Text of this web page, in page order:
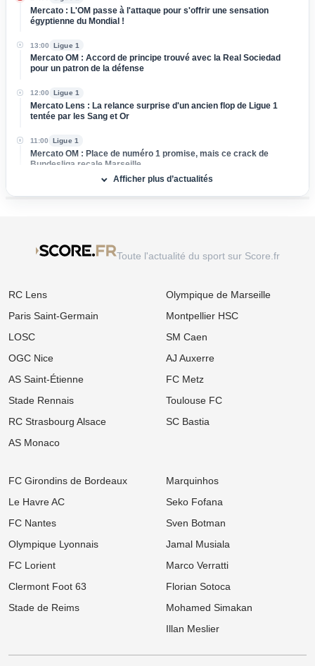
Mercato : L'OM passe à l'attaque pour s'offrir une sensation
égyptienne du Mondial !
13:00 Ligue 1
Mercato OM : Accord de principe trouvé avec la Real Sociedad
pour un patron de la défense
12:00 Ligue 1
Mercato Lens : La relance surprise d'un ancien flop de Ligue 1
tentée par les Sang et Or
11:00 Ligue 1
Mercato OM : Place de numéro 1 promise, mais ce crack de
Bundesliga recale Marseille
Mercato OM : Newcastle veut piller Marseille et vise un taulier pour
15 M€
Mercato PSG : Après Barcola, un autre crack pousse pour un
Mercato OM : OM : Le Bayer Leverkusen fait sauter le verrou pour
Facundo Medina
07/08
défaite à l'aller
07/08 Ligue 1
Mercato OM : Vente surprise pour Rulli, Marseille dégaine une offre
Mercato OL : Orel Mangala prend la porte, direction la Liga !
Mercato : L'ASSE boucle l’arrivée d'un milieu défensif pour 3 M€
07/08 Ligue 1
Mercato Rennes : Naples et l'AC Milan foncent sur Breel Embolo !
07/08 Ligue 1
Marseille !
Afficher plus d’actualités
Toute l'actualité du sport sur Score.fr
RC Lens
Paris Saint-Germain
LOSC
OGC Nice
AS Saint-Étienne
Stade Rennais
RC Strasbourg Alsace
AS Monaco
Olympique de Marseille
Montpellier HSC
SM Caen
AJ Auxerre
FC Metz
Toulouse FC
SC Bastia
FC Girondins de Bordeaux
Le Havre AC
FC Nantes
Olympique Lyonnais
FC Lorient
Clermont Foot 63
Stade de Reims
Marquinhos
Seko Fofana
Sven Botman
Jamal Musiala
Marco Verratti
Florian Sotoca
Mohamed Simakan
Illan Meslier